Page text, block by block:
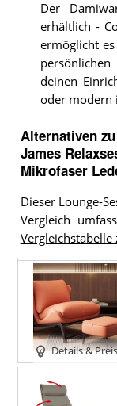
Der
erhältlich -
ermöglicht
deinen
oder modern
Alternativen zu
James
Mikrofaser
Dieser Lounge-
Vergleich
Vergleichstabelle
Details &